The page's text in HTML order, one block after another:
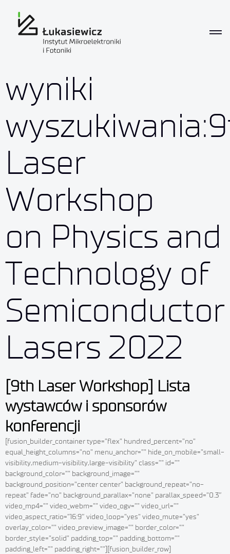
wyniki
Laser
Workshop
on Physics and
Technology of
Semiconductor
Lasers 2022
[9th Laser Workshop] Lista
wystawców i sponsorów
konferencji
[fusion_builder_container type=”flex” hundred_percent=”no”
equal_height_columns=”no” menu_anchor=”” hide_on_mobile=”small-
visibility,medium-visibility,large-visibility” class=”” id=””
background_color=”” background_image=””
background_position=”center center” background_repeat=”no-
repeat” fade=”no” background_parallax=”none” parallax_speed=”0.3″
video_mp4=”” video_webm=”” video_ogv=”” video_url=””
video_aspect_ratio=”16:9″ video_loop=”yes” video_mute=”yes”
overlay_color=”” video_preview_image=”” border_color=””
border_style=”solid” padding_top=”” padding_bottom=””
padding_left=”” padding_right=””][fusion_builder_row]